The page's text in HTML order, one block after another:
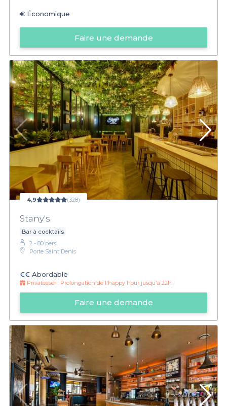
€ Économique
Faire une demande
4,9 (328)
Stany's
Bar à cocktails
2 - 80 pers.
Porte Saint Denis
€€ Abordable
Privateaser : Prolongation de l'happy hour jusqu'à 22h !
Faire une demande